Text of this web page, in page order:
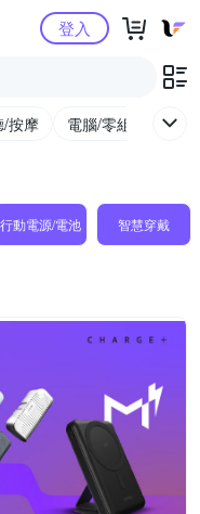
購物中心登入
/按摩 電腦/零組件/週邊/
行動電源/電池 智慧穿戴